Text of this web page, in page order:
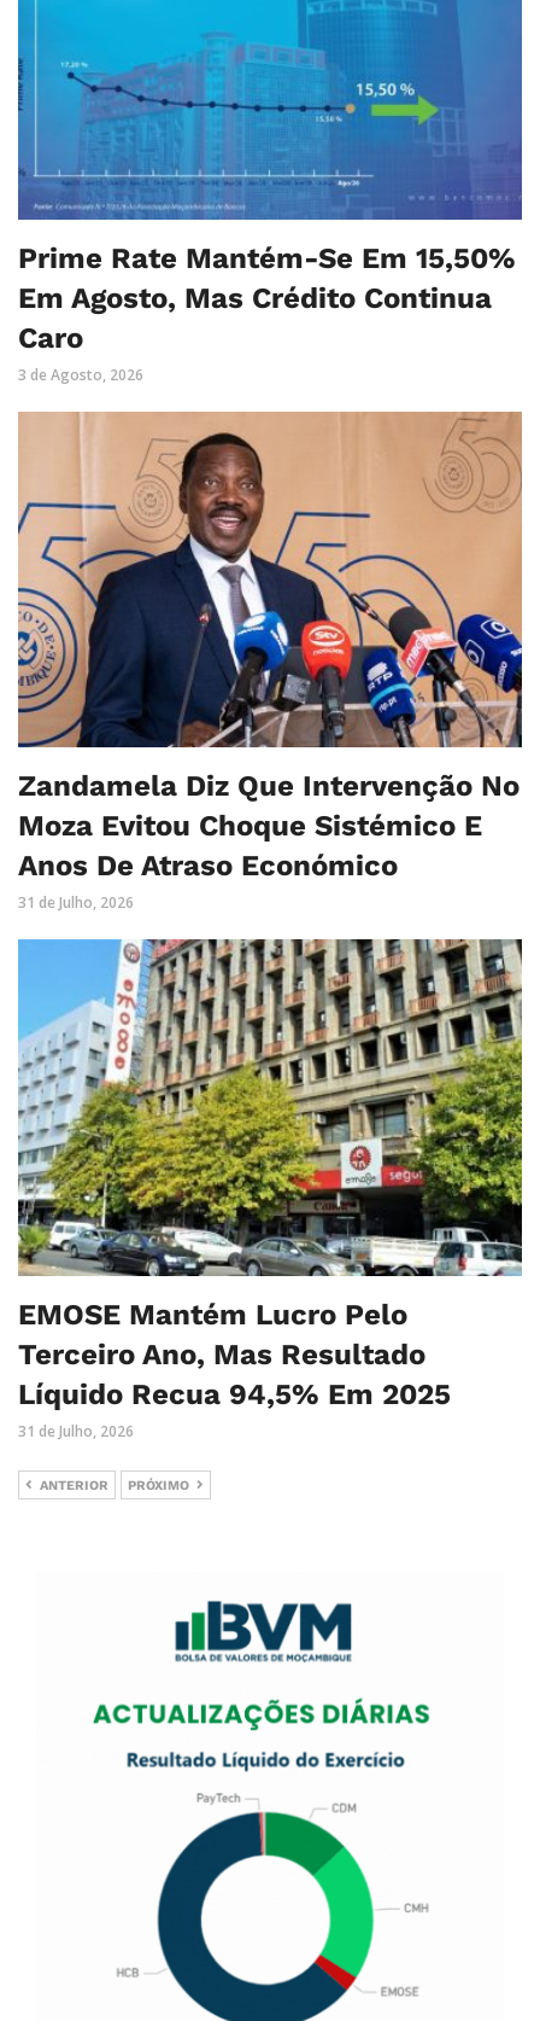
Prime Rate Mantém-Se Em 15,50%
Em Agosto, Mas Crédito Continua
Caro
3 de Agosto, 2026
Zandamela Diz Que Intervenção No
Moza Evitou Choque Sistémico E
Anos De Atraso Económico
31 de Julho, 2026
EMOSE Mantém Lucro Pelo
Terceiro Ano, Mas Resultado
Líquido Recua 94,5% Em 2025
31 de Julho, 2026
ANTERIOR PRÓXIMO